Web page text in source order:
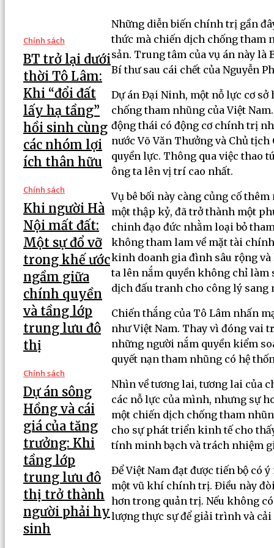
Chính sách
BT trở lại dưới
thời Tô Lâm:
Khi “đổi đất
lấy hạ tầng”
hồi sinh cùng
các nhóm lợi
ích thân hữu
Chính sách
Khi người Hà
Nội mất đất:
Một sự đổ vỡ
trong khế ước
ngầm giữa
chính quyền
và tầng lớp
trung lưu đô
thị
Chính sách
Dự án sông
Hồng và cái
giá của tăng
trưởng: Khi
tầng lớp
trung lưu đô
thị trở thành
người phải hy
sinh
Những diễn biến chính trị gần
thức mà chiến dịch chống tham
sản. Trung tâm của vụ án này
Bí thư sau cái chết của Nguyễn
Dự án Đại Ninh, một nỗ lực cơ
chống tham nhũng của Việt
động thái có động cơ chính trị
nước Võ Văn Thưởng và Chủ
quyền lực. Thông qua việc thao
ông ta lên vị trí cao nhất.
Vụ bê bối này càng củng cố
một thập kỷ, đã trở thành một
chinh đạo đức nhằm loại bỏ
không tham lam về mặt tài
kinh doanh gia đình sâu rộng và
ta lên nắm quyền không chỉ làm
dịch đấu tranh cho công lý sang
Chiến thắng của Tô Lâm nhấn
như Việt Nam. Thay vì đóng vai
những người nắm quyền kiểm
quyết nạn tham nhũng có hệ
Nhìn về tương lai, tương lai của
các nỗ lực của mình, nhưng sự
một chiến dịch chống tham
cho sự phát triển kinh tế cho
tính minh bạch và trách nhiệm
Để Việt Nam đạt được tiến bộ có
một vũ khí chính trị. Điều này đòi
hơn trong quản trị. Nếu không
lượng thực sự để giải trình và cải